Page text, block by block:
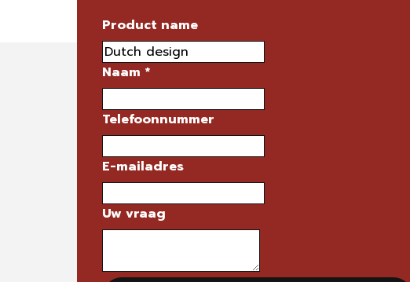
Product name
Naam *
Telefoonnummer
E-mailadres
Uw vraag